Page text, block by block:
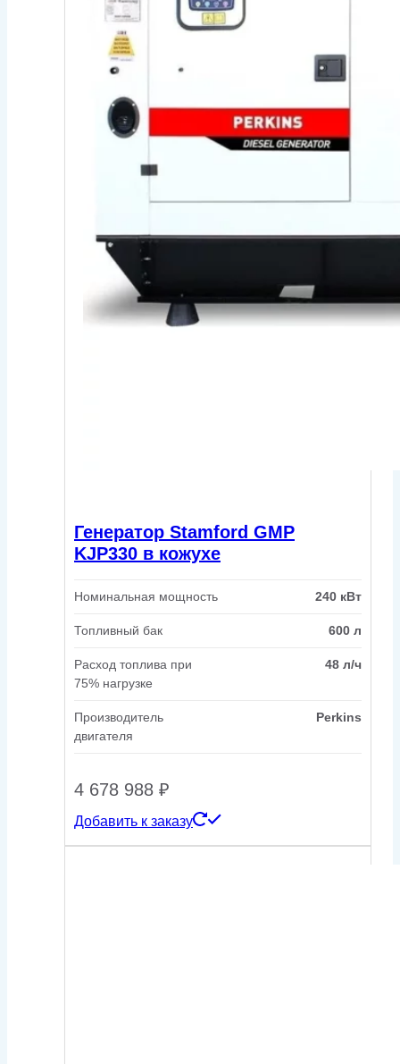
Генератор Stamford GMP
KJP330 в кожухе
Номинальная мощность 240 кВт
Топливный бак 600 л
Расход топлива при
75% нагрузке
48 л/ч
Производитель
двигателя
Perkins
4 678 988 ₽
Добавить к заказу